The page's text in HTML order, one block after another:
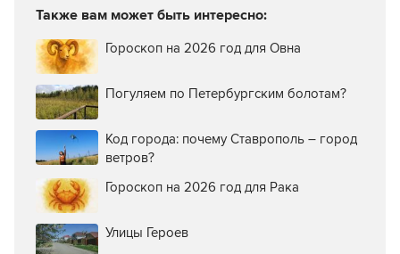
Также вам может быть интересно:
Гороскоп на 2026 год для Овна
Погуляем по Петербургским болотам?
Код города: почему Ставрополь – город
ветров?
Гороскоп на 2026 год для Рака
Улицы Героев